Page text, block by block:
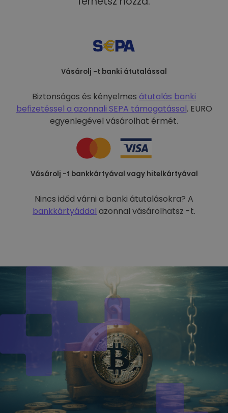
Vásárolj -t banki átutalással
Biztonságos és kényelmes átutalás banki
befizetéssel a azonnali SEPA támogatással. EURO
egyenlegével vásárolhat érmét.
Vásárolj -t bankkártyával vagy hitelkártyával
Nincs időd várni a banki átutalásokra? A
bankkártyáddal azonnal vásárolhatsz -t.